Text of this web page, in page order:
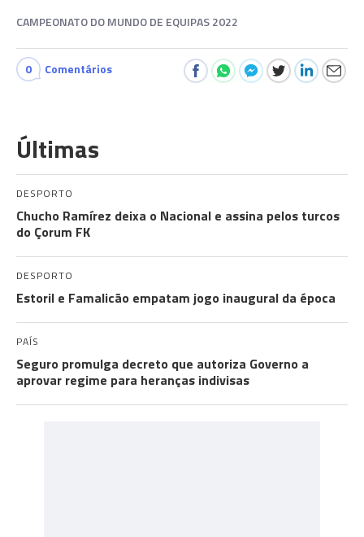
CAMPEONATO DO MUNDO DE EQUIPAS 2022
0 Comentários
Últimas
DESPORTO
Chucho Ramírez deixa o Nacional e assina pelos turcos
do Çorum FK
DESPORTO
Estoril e Famalicão empatam jogo inaugural da época
PAÍS
Seguro promulga decreto que autoriza Governo a
aprovar regime para heranças indivisas